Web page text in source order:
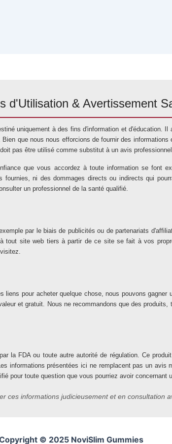
d'Utilisation & Avertissement
uniquement à des fins d'information et d'éducation.
que nous nous efforcions de fournir des
pas être utilisé comme substitut à un avis
que vous accordez à toute information se font
ni des dommages directs ou indirects qui
un professionnel de la santé qualifié.
par le biais de publicités ou de partenariats
site web tiers à partir de ce site se fait à vos
pour acheter quelque chose, nous pouvons gagner
et gratuit. Nous ne recommandons que des produits,
la FDA ou toute autre autorité de régulation. Ce
informations présentées ici ne remplacent pas un avis
pour toute question que vous pourriez avoir concernant
ces informations judicieusement et en consultation
© 2025 NoviSlim Gummies